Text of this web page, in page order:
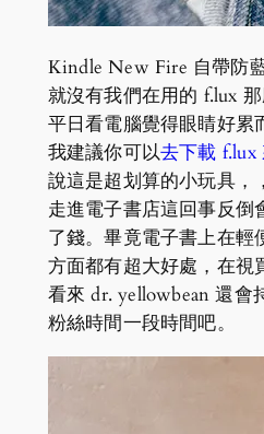
Kindle New Fire 自帶防
就沒有我們在用的 f.lux
平日看電腦覺得眼睛好累
我建議你可以去下載 f.lux
說這是超划算的小玩具，
走進電子書店這回事反倒
了錢。畢竟電子書上在輕
方面都有超大好處，在視
看來 dr. yellowbean 還會
粉絲時間一段時間吧。